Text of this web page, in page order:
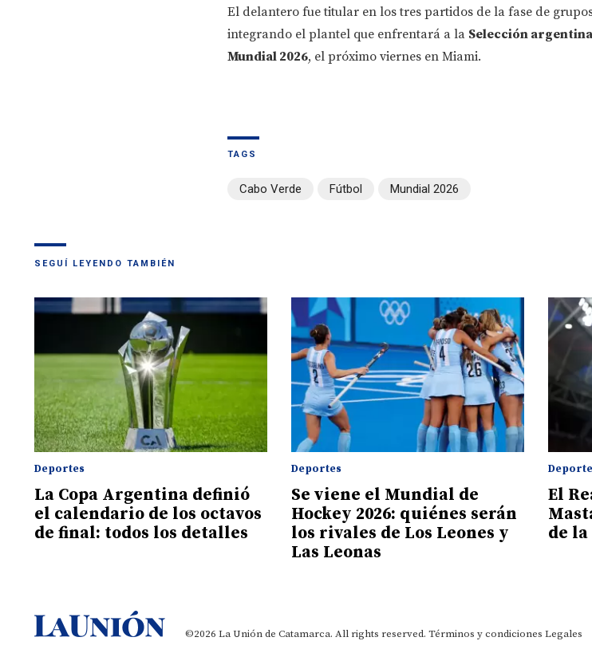
El delantero fue titular en los tres partidos de la fase de
integrando el plantel que enfrentará a la Selección argentina
Mundial 2026, el próximo viernes en Miami.
TAGS
Cabo Verde Fútbol Mundial 2026
SEGUÍ LEYENDO TAMBIÉN
Deportes
La Copa Argentina definió
el calendario de los octavos
de final: todos los detalles
Deportes
Se viene el Mundial de
Hockey 2026: quiénes serán
los rivales de Los Leones y
Las Leonas
El
de
©2026 La Unión de Catamarca. All rights reserved. Términos y condiciones Legales